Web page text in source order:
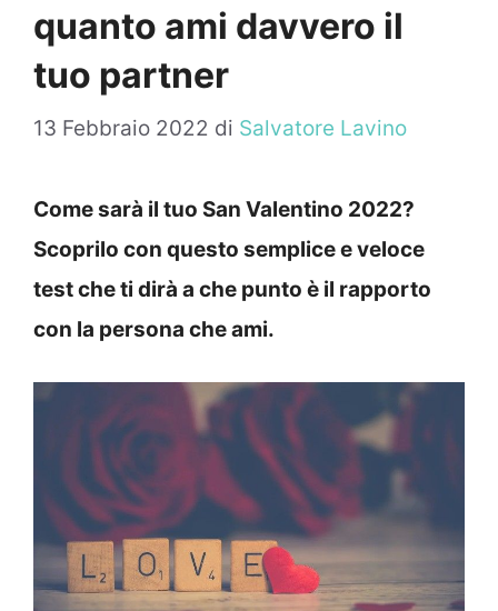
quanto ami davvero il
tuo partner
13 Febbraio 2022 di Salvatore Lavino
Come sarà il tuo San Valentino 2022?
Scoprilo con questo semplice e veloce
test che ti dirà a che punto è il rapporto
con la persona che ami.